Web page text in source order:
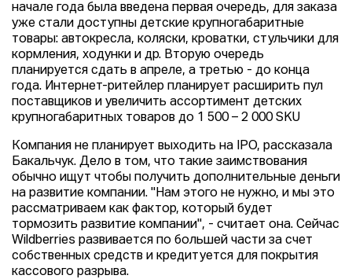
начале года была введена первая очередь, для заказа
уже стали доступны детские крупногабаритные
товары: автокресла, коляски, кроватки, стульчики для
кормления, ходунки и др. Вторую очередь
планируется сдать в апреле, а третью - до конца
года. Интернет-ритейлер планирует расширить пул
поставщиков и увеличить ассортимент детских
крупногабаритных товаров до 1 500 – 2 000 SKU
Компания не планирует выходить на IPO, рассказала
Бакальчук. Дело в том, что такие заимствования
обычно ищут чтобы получить дополнительные деньги
на развитие компании. "Нам этого не нужно, и мы это
рассматриваем как фактор, который будет
тормозить развитие компании", - считает она. Сейчас
Wildberries развивается по большей части за счет
собственных средств и кредитуется для покрытия
кассового разрыва.